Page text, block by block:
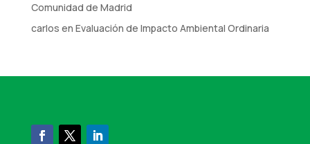
Comunidad de Madrid
carlos en Evaluación de Impacto Ambiental Ordinaria